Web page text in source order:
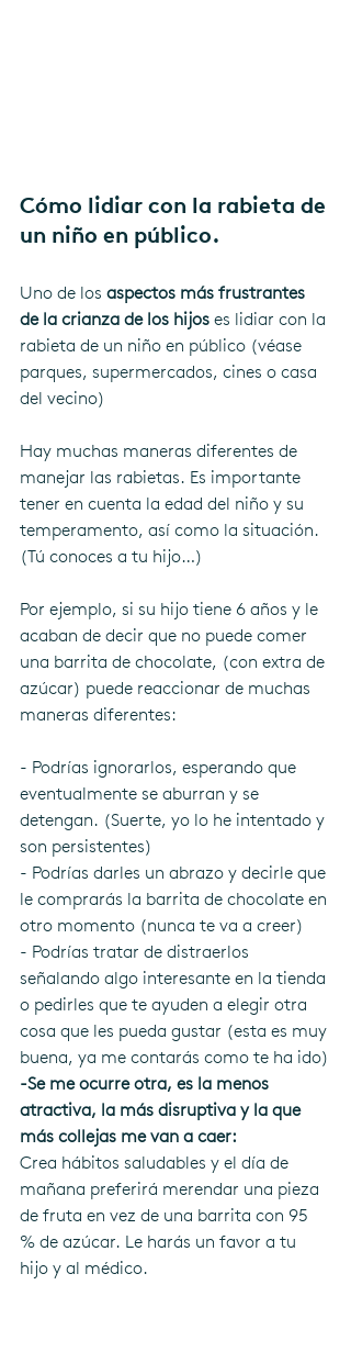
Cómo lidiar con la rabieta de
un niño en público.
Uno de los aspectos más frustrantes
de la crianza de los hijos es lidiar con la
rabieta de un niño en público (véase
parques, supermercados, cines o casa
del vecino)
Hay muchas maneras diferentes de
manejar las rabietas. Es importante
tener en cuenta la edad del niño y su
temperamento, así como la situación.
(Tú conoces a tu hijo…)
Por ejemplo, si su hijo tiene 6 años y le
acaban de decir que no puede comer
una barrita de chocolate, (con extra de
azúcar) puede reaccionar de muchas
maneras diferentes:
- Podrías ignorarlos, esperando que
eventualmente se aburran y se
detengan. (Suerte, yo lo he intentado y
son persistentes)
- Podrías darles un abrazo y decirle que
le comprarás la barrita de chocolate en
otro momento (nunca te va a creer)
- Podrías tratar de distraerlos
señalando algo interesante en la tienda
o pedirles que te ayuden a elegir otra
cosa que les pueda gustar (esta es muy
buena, ya me contarás como te ha ido)
-Se me ocurre otra, es la menos
atractiva, la más disruptiva y la que
más collejas me van a caer:
Crea hábitos saludables y el día de
mañana preferirá merendar una pieza
de fruta en vez de una barrita con 95
% de azúcar. Le harás un favor a tu
hijo y al médico.